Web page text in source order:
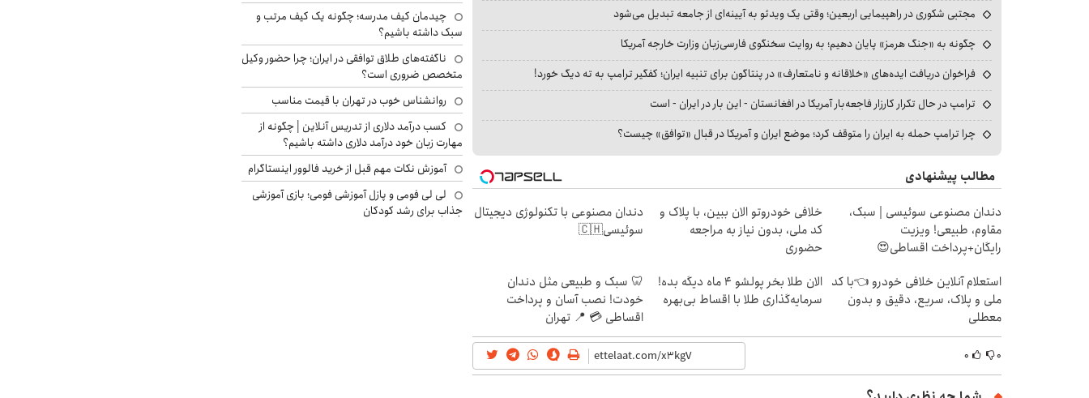
مجتبی شکوری در راهپیمایی اربعین؛ وقتی یک ویدئو به آیینه‌ای از جامعه تبدیل می‌شود
چگونه به «جنگ هرمز» پایان دهیم؛ به روایت سخنگوی فارسی‌زبان وزارت خارجه آمریکا
فراخوان دریافت ایده‌های «خلاقانه و نامتعارف» در پنتاگون برای تنبیه ایران؛ کفگیر ترامپ به ته دیگ خورد!
ترامپ در حال تکرار کارزار فاجعه‌بار آمریکا در افغانستان - این بار در ایران - است
چرا ترامپ حمله به ایران را متوقف کرد؛ موضع ایران و آمریکا در قبال «توافق» چیست؟
مطالب پیشنهادی
دندان مصنوعی سوئیسی | سبک،
مقاوم، طبیعی! ویزیت
رایگان+پرداخت اقساطی😍
خلافی خودروتو الان ببین، با پلاک و
کد ملی، بدون نیاز به مراجعه
حضوری
دندان مصنوعی با تکنولوژی دیجیتال
سوئیسی🇨🇭
استعلام آنلاین خلافی خودرو 👈با کد
ملی و پلاک، سریع، دقیق و بدون
معطلی
الان طلا بخر پولشو 4 ماه دیگه بده!
سرمایه‌گذاری طلا با اقساط بی‌بهره
🦷 سبک و طبیعی مثل دندان
خودت! نصب آسان و پرداخت
اقساطی 💳 📍 تهران
۰ ۰
چیدمان کیف مدرسه؛ چگونه یک کیف مرتب و
سبک داشته باشیم؟
ناگفته‌های طلاق توافقی در ایران؛ چرا حضور وکیل
متخصص ضروری است؟
روانشناس خوب در تهران با قیمت مناسب
کسب درآمد دلاری از تدریس آنلاین | چگونه از
مهارت زبان خود درآمد دلاری داشته باشیم؟
آموزش نکات مهم قبل از خرید فالوور اینستاگرام
لی لی فومی و پازل آموزشی فومی؛ بازی آموزشی
جذاب برای رشد کودکان